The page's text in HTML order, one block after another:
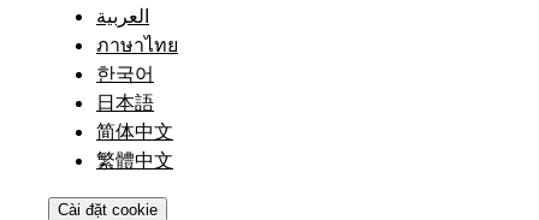
العربية
ภาษาไทย
한국어
日本語
简体中文
繁體中文
Cài đặt cookie